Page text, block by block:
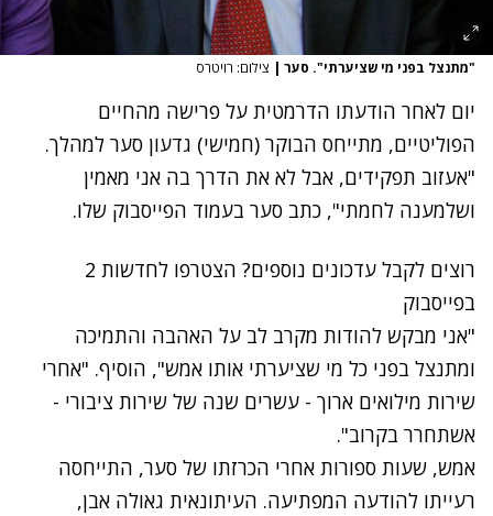
"מתנצל בפני מי שציערתי". סער | צילום: רויטרס
יום לאחר הודעתו הדרמטית על פרישה מהחיים
הפוליטיים, מתייחס הבוקר (חמישי) גדעון סער למהלך.
"אעזוב תפקידים, אבל לא את הדרך בה אני מאמין
ושלמענה לחמתי", כתב סער בעמוד הפייסבוק שלו.
רוצים לקבל עדכונים נוספים? הצטרפו לחדשות 2
בפייסבוק
"אני מבקש להודות מקרב לב על האהבה והתמיכה
ומתנצל בפני כל מי שציערתי אותו אמש", הוסיף. "אחרי
שירות מילואים ארוך - עשרים שנה של שירות ציבורי -
אשתחרר בקרוב".
אמש, שעות ספורות אחרי הכרזתו של סער, התייחסה
רעייתו להודעה המפתיעה. העיתונאית גאולה אבן,